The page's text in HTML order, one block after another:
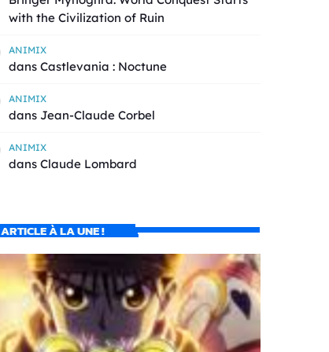
with the Civilization of Ruin
ANIMIX
dans Castlevania : Noctune
ANIMIX
dans Jean-Claude Corbel
ANIMIX
dans Claude Lombard
ARTICLE À LA UNE !